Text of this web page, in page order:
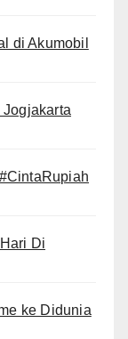
di Akumobil
Di
ke Didunia